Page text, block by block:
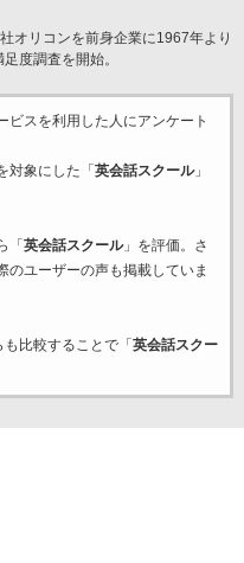
オリコンを前身企業に1967年より
度調査を開始。
ビスを利用した 人にアンケート
対象にした「 英会話スクール」
「 英会話スクール」を評価。さ
のユーザーの声も掲載していま
比較することで「 英会話スクー